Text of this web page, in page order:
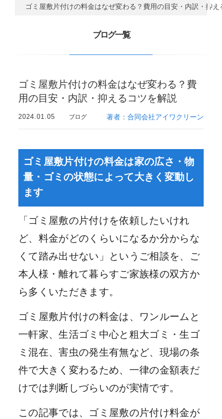
ゴミ屋敷片付けの料金はなぜ変わる？費用の目安・内訳・抑え
ブログ一覧
ゴミ屋敷片付けの料金はなぜ変わる？費
用の目安・内訳・抑えるコツを解説
2024.01.05 ブログ 著者：合同会社アイワクリーン
ゴミ屋敷片付けの料金は家の広さ・物
量・ゴミの状態によって大きく変動し
ます
「ゴミ屋敷の片付けを依頼したいけれ
ど、料金がどのくらいになるか分からな
くて踏み出せない」というご相談を、ご
本人様・離れて暮らすご家族様の双方か
ら多くいただきます。
ゴミ屋敷片付けの料金は、ワンルームと
一軒家、生活ゴミ中心と粗大ゴミ・生ゴ
ミ混在、害虫の発生有無など、現場の条
件で大きく変わるため、一律の金額表だ
けでは判断しづらいのが実情です。
この記事では、ゴミ屋敷の片付け料金が